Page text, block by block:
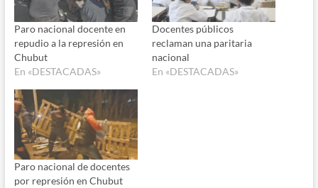
Paro nacional docente en
repudio a la represión en
Chubut
En «DESTACADAS»
Docentes públicos
reclaman una paritaria
nacional
En «DESTACADAS»
Paro nacional de docentes
por represión en Chubut